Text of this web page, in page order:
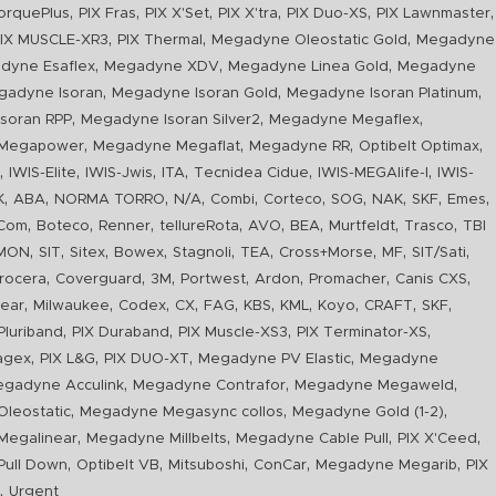
, PIX Fras, PIX X'Set, PIX X'tra, PIX Duo-XS, PIX Lawnmaster,
MUSCLE-XR3, PIX Thermal , Megadyne Oleostatic Gold ,
Megadyne
Esaflex, Megadyne XDV, Megadyne Linea Gold ,
Megadyne
Isoran, Megadyne Isoran Gold , Megadyne Isoran Platinum,
RPP, Megadyne Isoran Silver2, Megadyne Megaflex,
, Megadyne Megaflat, Megadyne RR, Optibelt Optimax,
, IWIS-Elite, IWIS-Jwis, ITA, Tecnidea Cidue, IWIS-MEGAlife-I ,
IWIS-
, ABA, NORMA TORRO, N/A, Combi, Corteco,SOG, NAK,SKF, Emes,
, Boteco, Renner, tellureRota, AVO, BEA, Murtfeldt, Trasco, TBI
,SIT,Sitex, Bowex,Stagnoli, TEA, Cross+Morse, MF,SIT/Sati,
, Coverguard , 3M , Portwest, Ardon, Promacher, Canis CXS,
, Milwaukee, Codex, CX, FAG, KBS, KML, Koyo, CRAFT,SKF,
, PIX Duraband , PIX Muscle-XS3, PIX Terminator-XS,
, PIX L&G, PIX DUO-XT, Megadyne PV Elastic,
Megadyne
Acculink, Megadyne Contrafor, Megadyne Megaweld ,
, Megadyne Megasync collos, Megadyne Gold (1-2),
, Megadyne Millbelts, Megadyne Cable Pull , PIX X'Ceed ,
Down, Optibelt VB, Mitsuboshi, ConCar, Megadyne Megarib,
PIX
, Urgent